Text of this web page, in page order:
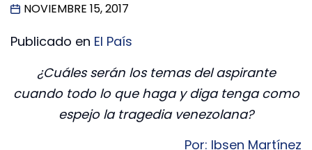
NOVIEMBRE 15, 2017
Publicado en El País
¿Cuáles serán los temas del aspirante
cuando todo lo que haga y diga tenga como
espejo la tragedia venezolana?
Por: Ibsen Martínez